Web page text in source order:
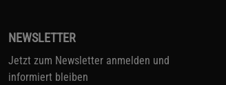
NEWSLETTER
Jetzt zum Newsletter anmelden und
informiert bleiben